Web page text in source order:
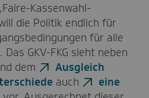
Kassenwahl-
die Politik endlich für
für alle
GKV-FKG sieht neben
dem
Ausgleich
auch
eine